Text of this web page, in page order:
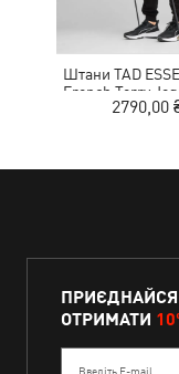
Штани TAD
French Terry
2790,00
ОТРИМАТИ
Введіть E-mail